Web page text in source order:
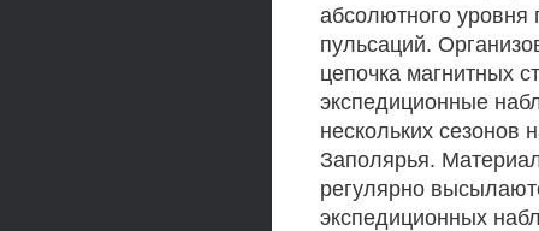
абсолютного уровня
пульсаций.
цепочка магнитных
экспедиционные
нескольких сезонов
Заполярья.
регулярно
экспедиционных